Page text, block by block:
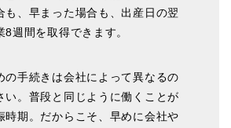
も、早まった場合も、出産日の翌
8週間を取得できます。
の手続きは会社によって異なるの
い。普段と同じように働くことが
時期。だからこそ、早めに会社や